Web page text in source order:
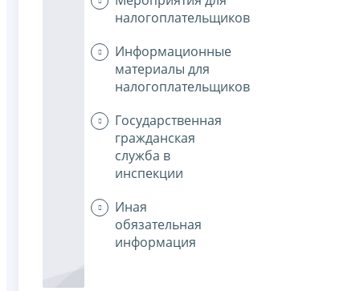
налогоплательщиков
Информационные
материалы для
налогоплательщиков
Государственная
гражданская
служба в
инспекции
Иная
обязательная
информация